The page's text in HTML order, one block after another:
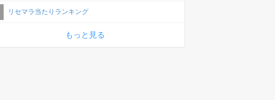
リセマラ当たりランキング
もっと見る